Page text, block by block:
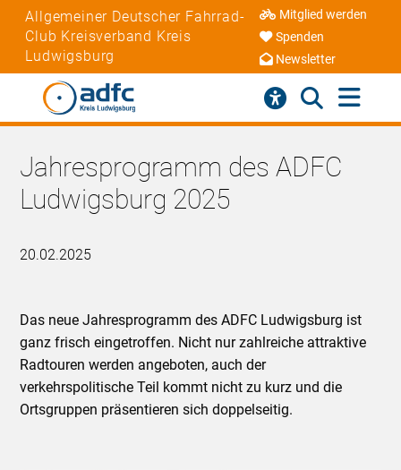
Allgemeiner Deutscher Fahrrad-
Club Kreisverband Kreis
Ludwigsburg
Mitglied werden
Spenden
Newsletter
Jahresprogramm des ADFC
Ludwigsburg 2025
20.02.2025
Das neue Jahresprogramm des ADFC Ludwigsburg ist
ganz frisch eingetroffen. Nicht nur zahlreiche attraktive
Radtouren werden angeboten, auch der
verkehrspolitische Teil kommt nicht zu kurz und die
Ortsgruppen präsentieren sich doppelseitig.